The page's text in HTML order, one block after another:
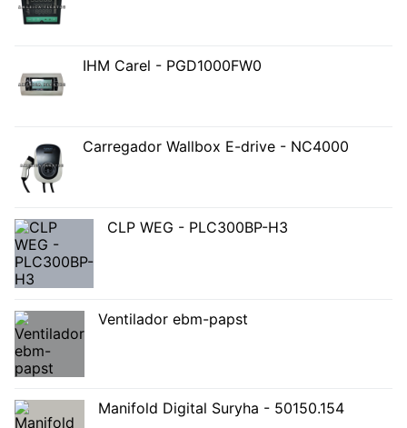
IHM Carel - PGD1000FW0
Carregador Wallbox E-drive - NC4000
CLP WEG - PLC300BP-H3
Ventilador ebm-papst
Manifold Digital Suryha - 50150.154